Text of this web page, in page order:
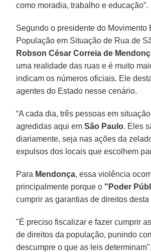
como moradia, trabalho e educação”.
Segundo o presidente do Movimento
População em Situação de Rua de
Robson César Correia de
uma realidade das ruas e é muito
indicam os números oficiais. Ele
agentes do Estado nesse cenário.
“A cada dia, três pessoas em
agredidas aqui emSão Paulo. Eles
diariamente, seja nas ações da
expulsos dos locais que escolhem
Para Mendonça, essa violência
principalmente porque o "Poder
cumprir as garantias de direitos
"É preciso fiscalizar e fazer cumprir
de direitos da população, punindo
descumpre o que as leis